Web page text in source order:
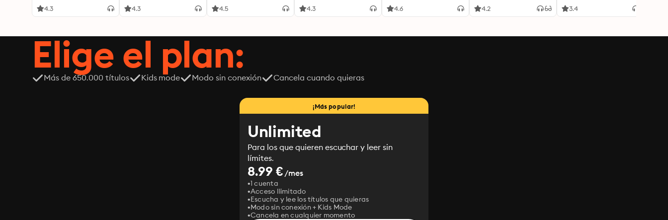
4.3 4.3 4.5 4.3 4.6 4.2 3.4
Elige el plan:
Más de 650.000 títulos Kids mode Modo sin conexión Cancela cuando quieras
¡Más popular!
Unlimited
Para los que quieren escuchar y leer sin
límites.
8.99 €/mes
1 cuenta
Acceso Ilimitado
Escucha y lee los títulos que quieras
Modo sin conexión + Kids Mode
Cancela en cualquier momento